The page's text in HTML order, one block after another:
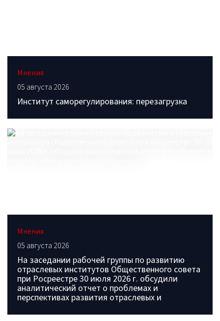
Мнения
05 августа 2026
Институт саморегулирования: перезагрузка
Мнения
05 августа 2026
На заседании рабочей группы по развитию
отраслевых институтов Общественного совета
при Росреестре 30 июля 2026 г. обсудили
аналитический отчет о проблемах и
перспективах развития отраслевых и